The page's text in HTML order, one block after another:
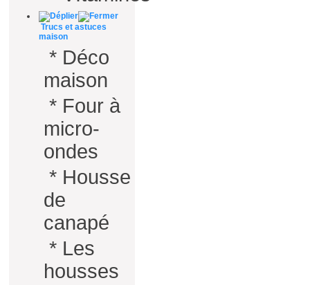
Trucs et astuces
maison
* Déco
maison
* Four à
micro-
ondes
* Housse
de
canapé
* Les
housses